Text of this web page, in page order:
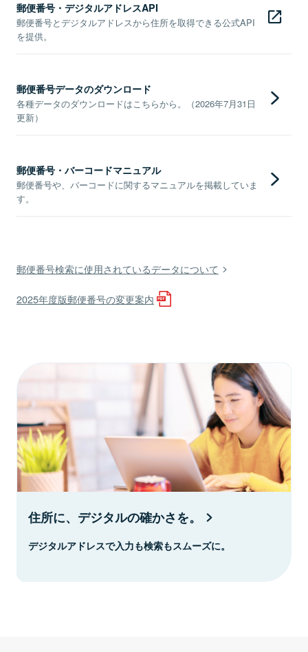
郵便番号・デジタルアドレスAPI
郵便番号とデジタルアドレスから住所を取得できる公式API
を提供。
郵便番号データのダウンロード
各種データのダウンロードはこちらから。（2026年7月31日
更新）
郵便番号・バーコードマニュアル
郵便番号や、バーコードに関するマニュアルを掲載していま
す。
郵便番号検索に使用されているデータについて
2025年度版郵便番号の変更案内
住所に、デジタルの確かさを。
デジタルアドレスで入力も検索もスムーズに。